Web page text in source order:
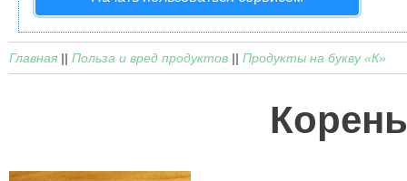
Главная || Польза и вред продуктов || Продукты на букву «К»